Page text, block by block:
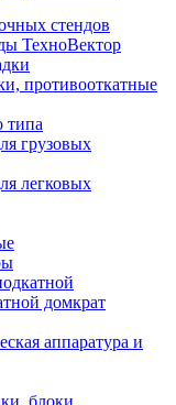
стендов
ТехноВектор
противооткатные
типа
грузовых
легковых
домкрат
аппаратура и